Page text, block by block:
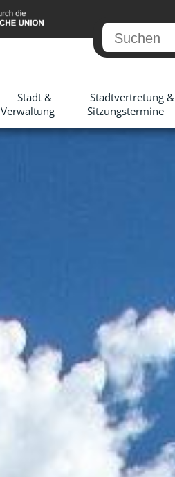
Stadt &
Verwaltung
Stadtvertretung &
Sitzungstermine